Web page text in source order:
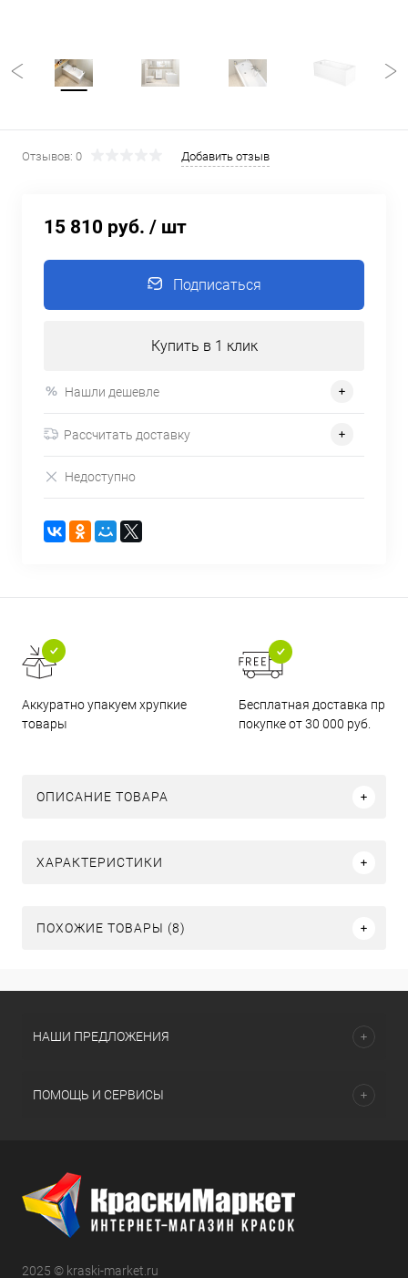
Отзывов: 0 Добавить отзыв
15 810 руб. / шт
Подписаться
Купить в 1 клик
Нашли дешевле
Рассчитать доставку
Недоступно
Аккуратно упакуем хрупкие
товары
Бесплатная доставка при
покупке от 30 000 руб.
ОПИСАНИЕ ТОВАРА
ХАРАКТЕРИСТИКИ
ПОХОЖИЕ ТОВАРЫ (8)
НАШИ ПРЕДЛОЖЕНИЯ
ПОМОЩЬ И СЕРВИСЫ
2025 © kraski-market.ru